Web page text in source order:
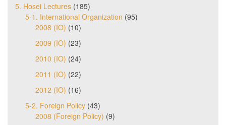
5. Hosei Lectures (185)
5-1. International Organization (95)
2008 (IO) (10)
2009 (IO) (23)
2010 (IO) (24)
2011 (IO) (22)
2012 (IO) (16)
5-2. Foreign Policy (43)
2008 (Foreign Policy) (9)